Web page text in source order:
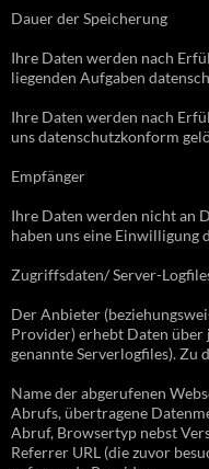
Dauer der Speicherung
Ihre Daten werden nach
liegenden Aufgaben
Ihre Daten werden nach
uns datenschutzkonform
Empfänger
Ihre Daten werden nicht an
haben uns eine Einwilligung
Zugriffsdaten/ Server-
Der Anbieter
Provider) erhebt Daten über
genannte Serverlogfiles). Zu
Name der abgerufenen
Abrufs, übertragene
Abruf, Browsertyp nebst
Referrer URL (die zuvor